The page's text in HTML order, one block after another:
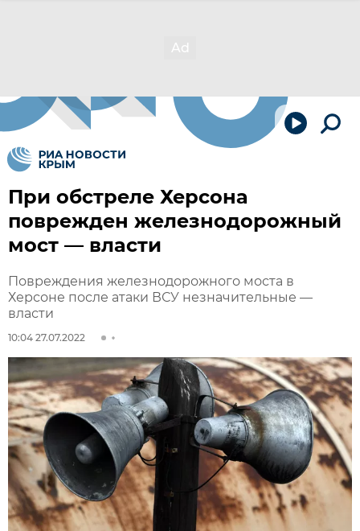
При обстреле Херсона
поврежден железнодорожный
мост — власти
Повреждения железнодорожного моста в
Херсоне после атаки ВСУ незначительные —
власти
10:04 27.07.2022